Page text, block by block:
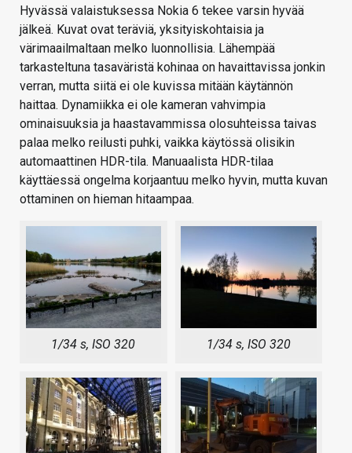
Hyvässä valaistuksessa Nokia 6 tekee varsin hyvää
jälkeä. Kuvat ovat teräviä, yksityiskohtaisia ja
värimaailmaltaan melko luonnollisia. Lähempää
tarkasteltuna tasaväristä kohinaa on havaittavissa jonkin
verran, mutta siitä ei ole kuvissa mitään käytännön
haittaa. Dynamiikka ei ole kameran vahvimpia
ominaisuuksia ja haastavammissa olosuhteissa taivas
palaa melko reilusti puhki, vaikka käytössä olisikin
automaattinen HDR-tila. Manuaalista HDR-tilaa
käyttäessä ongelma korjaantuu melko hyvin, mutta kuvan
ottaminen on hieman hitaampaa.
1/34 s, ISO 320 1/34 s, ISO 320